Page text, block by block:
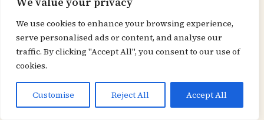
We use cookies to enhance your browsing experience,
serve personalised ads or content, and analyse our
traffic. By clicking "Accept All", you consent to our use of
cookies.
Customise Reject All Accept All
immédiats face aux limites
concrètes. Parmi les points
forts, on retient la simplicité
d’usage, la fonction de scan,
le fil communautaire et la
connexion aux librairies.